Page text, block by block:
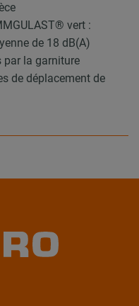
vert :
de 18 dB(A)
par la garniture
de déplacement de